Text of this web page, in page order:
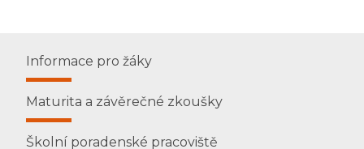
Informace pro žáky
Maturita a závěrečné zkoušky
Školní poradenské pracoviště